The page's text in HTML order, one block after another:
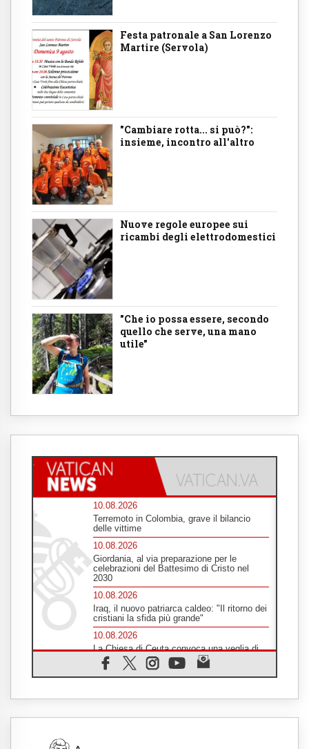
Festa patronale a San Lorenzo
Martire (Servola)
"Cambiare rotta... si può?":
insieme, incontro all'altro
Nuove regole europee sui
ricambi degli elettrodomestici
"Che io possa essere, secondo
quello che serve, una mano
utile"
10.08.2026
Terremoto in Colombia, grave il bilancio
delle vittime
10.08.2026
Giordania, al via preparazione per le
celebrazioni del Battesimo di Cristo nel
2030
10.08.2026
Iraq, il nuovo patriarca caldeo: "Il ritorno dei
cristiani la sfida più grande"
10.08.2026
La Chiesa di Ceuta convoca una veglia di
preghiera per la pace
10.08.2026
prospettiva sociologica
10.08.2026